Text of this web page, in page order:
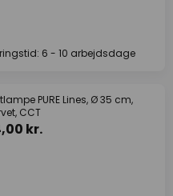
6 - 10 arbejdsdage
PURE Lines, Ø 35 cm,
CCT
kr.